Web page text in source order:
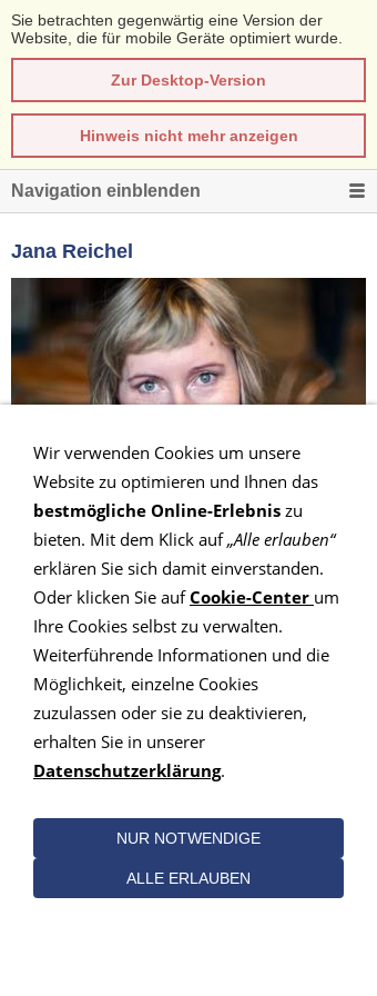
Sie betrachten gegenwärtig eine Version der
Website, die für mobile Geräte optimiert wurde.
Zur Desktop-Version
Hinweis nicht mehr anzeigen
Navigation einblenden
Jana Reichel
abbiegende Hauptstraße - Im
Berufsleben die Kurve kriegen
Kontakt Angebot
Kompetenz
PLZ:
Ort: Dresden
Wir verwenden Cookies um unsere
Website zu optimieren und Ihnen das
bestmögliche Online-Erlebnis zu
bieten. Mit dem Klick auf„Alle erlauben“
erklären Sie sich damit einverstanden.
Oder klicken Sie aufCookie-Center um
Ihre Cookies selbst zu verwalten.
Weiterführende Informationen und die
Möglichkeit, einzelne Cookies
zuzulassen oder sie zu deaktivieren,
erhalten Sie in unserer
Datenschutzerklärung.
NUR NOTWENDIGE
ALLE ERLAUBEN